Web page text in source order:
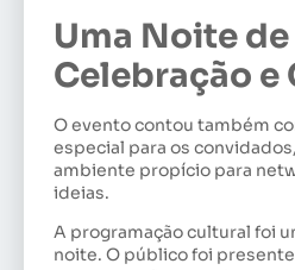
Uma Noite de
Celebração e
O evento contou também
especial para os
ambiente propício para
ideias.
A programação cultural foi
noite. O público foi